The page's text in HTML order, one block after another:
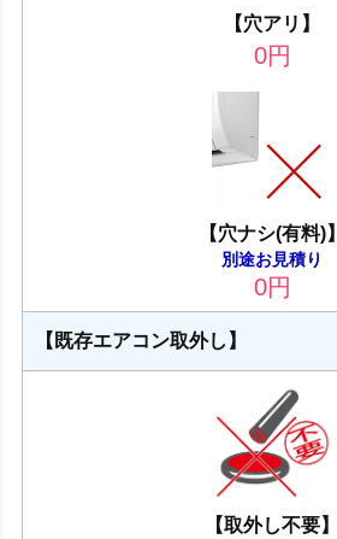
【穴アリ】
0円
【穴ナシ(有料)】
別途お見積り
0円
【既存エアコン取外し】
【取外し不要】